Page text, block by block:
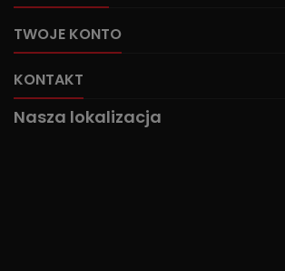
TWOJE KONTO
KONTAKT
Nasza lokalizacja